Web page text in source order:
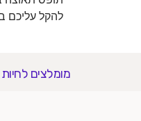
להקל עליכם
מומלצים